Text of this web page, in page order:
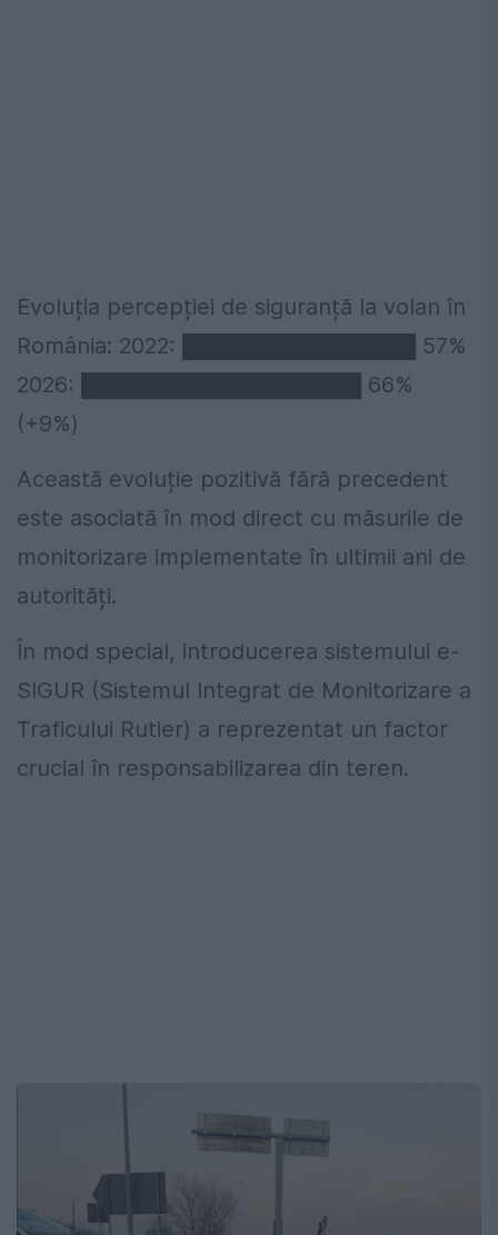
Evoluția percepției de siguranță la volan în
România: 2022: ███████████████ 57%
2026: ██████████████████ 66%
(+9%)
Această evoluție pozitivă fără precedent
este asociată în mod direct cu măsurile de
monitorizare implementate în ultimii ani de
autorități.
În mod special, introducerea sistemului e-
SIGUR (Sistemul Integrat de Monitorizare a
Traficului Rutier) a reprezentat un factor
crucial în responsabilizarea din teren.